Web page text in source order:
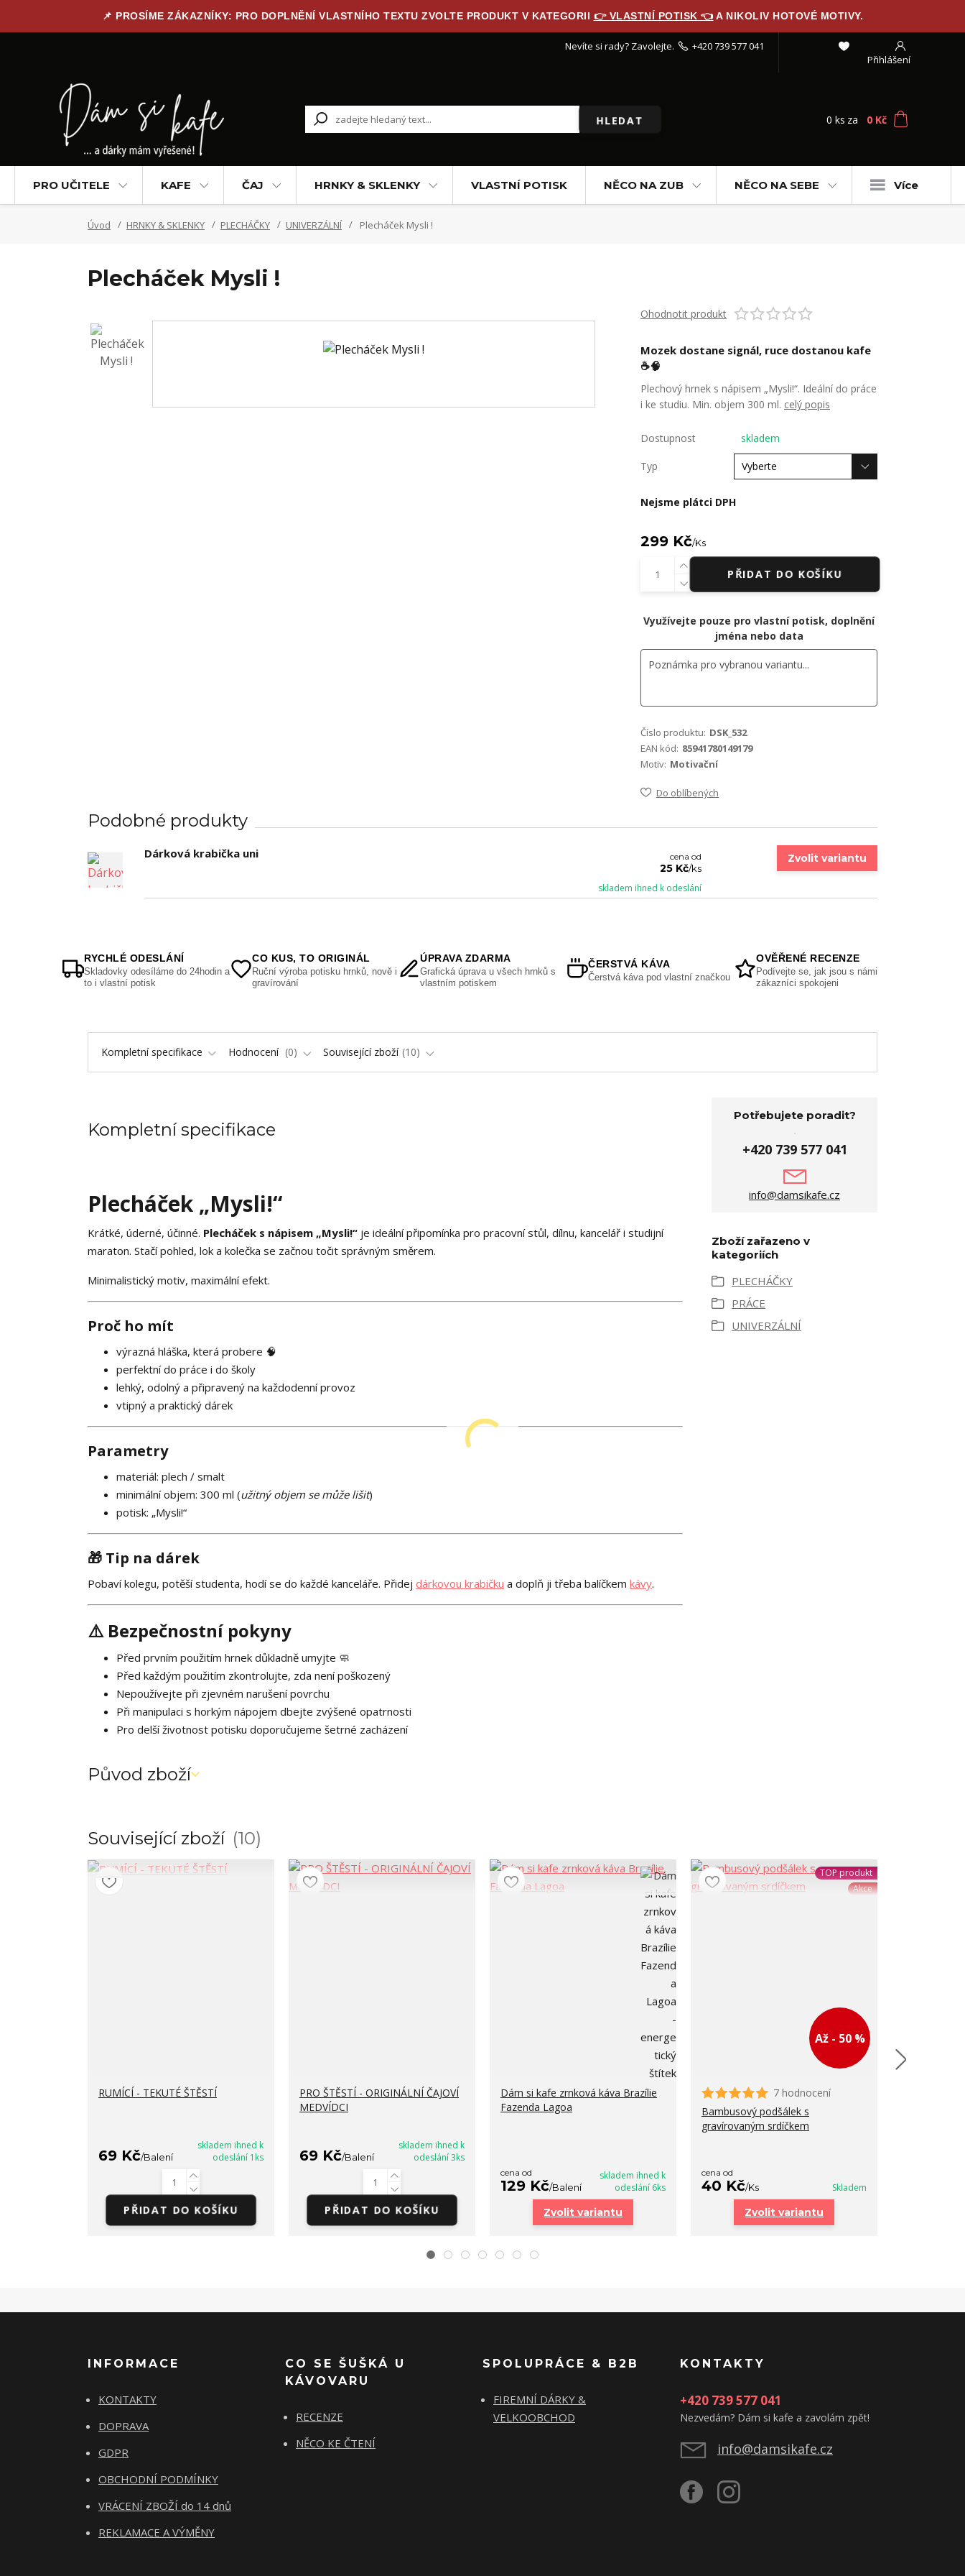
📌 PROSÍME ZÁKAZNÍKY: PRO DOPLNĚNÍ VLASTNÍHO TEXTU ZVOLTE PRODUKT V KATEGORII 👉 VLASTNÍ POTISK 👈 A NIKOLIV HOTOVÉ MOTIVY.
Přihlášení
HLEDAT
Nevíte si rady? Zavolejte. +420 739 577 041
0 ks za 0 Kč
PRO UČITELE KAFE ČAJ HRNKY & SKLENKY VLASTNÍ POTISK NĚCO NA ZUB NĚCO NA SEBE Více
Úvod HRNKY & SKLENKY PLECHÁČKY UNIVERZÁLNÍ Plecháček Mysli !
Plecháček Mysli !
Ohodnotit produkt
Mozek dostane signál, ruce dostanou kafe
☕🧠
Plechový hrnek s nápisem „Mysli!“. Ideální do práce
i ke studiu. Min. objem 300 ml. celý popis
Dostupnost skladem
Typ
Nejsme plátci DPH
299 Kč/Ks
PŘIDAT DO KOŠÍKU
Využívejte pouze pro vlastní potisk, doplnění
jména nebo data
Číslo produktu: DSK_532
EAN kód: 85941780149179
Motiv: Motivační
Do oblíbených
Podobné produkty
Dárková krabička uni cena od
25 Kč/ks
skladem ihned k odeslání
Zvolit variantu
RYCHLÉ ODESLÁNÍ
Skladovky odesíláme do 24hodin a
to i vlastní potisk
CO KUS, TO ORIGINÁL
Ruční výroba potisku hrnků, nově i
gravírování
ÚPRAVA ZDARMA
Grafická úprava u všech hrnků s
vlastním potiskem
ČERSTVÁ KÁVA
Čerstvá káva pod vlastní značkou
OVĚŘENÉ RECENZE
Podívejte se, jak jsou s námi
zákazníci spokojeni
Kompletní specifikace Hodnocení 0 Související zboží 10
Kompletní specifikace
Plecháček „Mysli!“
Krátké, úderné, účinné. Plecháček s nápisem „Mysli!“ je ideální připomínka pro pracovní stůl, dílnu, kancelář i studijní
maraton. Stačí pohled, lok a kolečka se začnou točit správným směrem.
Minimalistický motiv, maximální efekt.
Proč ho mít
výrazná hláška, která probere 🧠
perfektní do práce i do školy
lehký, odolný a připravený na každodenní provoz
vtipný a praktický dárek
Parametry
materiál: plech / smalt
minimální objem: 300 ml (užitný objem se může lišit)
potisk: „Mysli!“
🎁 Tip na dárek
Pobaví kolegu, potěší studenta, hodí se do každé kanceláře. Přidej dárkovou krabičku a doplň ji třeba balíčkem kávy.
⚠️ Bezpečnostní pokyny
Před prvním použitím hrnek důkladně umyjte 🧼
Před každým použitím zkontrolujte, zda není poškozený
Nepoužívejte při zjevném narušení povrchu
Při manipulaci s horkým nápojem dbejte zvýšené opatrnosti
Pro delší životnost potisku doporučujeme šetrné zacházení
Původ zboží
Potřebujete poradit?
+420 739 577 041
info@damsikafe.cz
Zboží zařazeno v
kategoriích
PLECHÁČKY
PRÁCE
UNIVERZÁLNÍ
Související zboží 10
RUMÍCÍ - TEKUTÉ ŠTĚSTÍ
69 Kč/Balení
skladem ihned k
odeslání 1ks
PŘIDAT DO KOŠÍKU
PRO ŠTĚSTÍ - ORIGINÁLNÍ ČAJOVÍ
MEDVÍDCI
69 Kč/Balení
skladem ihned k
odeslání 3ks
PŘIDAT DO KOŠÍKU
Dám si kafe zrnková káva Brazílie
Fazenda Lagoa
cena od
129 Kč/Balení
skladem ihned k
odeslání 6ks
Zvolit variantu
TOP produkt
Akce
Až - 50 %
7 hodnocení
Bambusový podšálek s
gravírovaným srdíčkem
cena od
40 Kč/Ks Skladem
Zvolit variantu
INFORMACE
KONTAKTY
DOPRAVA
GDPR
OBCHODNÍ PODMÍNKY
VRÁCENÍ ZBOŽÍ do 14 dnů
REKLAMACE A VÝMĚNY
CO SE ŠUŠKÁ U
KÁVOVARU
RECENZE
NĚCO KE ČTENÍ
SPOLUPRÁCE & B2B
FIREMNÍ DÁRKY &
VELKOOBCHOD
KONTAKTY
+420 739 577 041
Nezvedám? Dám si kafe a zavolám zpět!
info@damsikafe.cz